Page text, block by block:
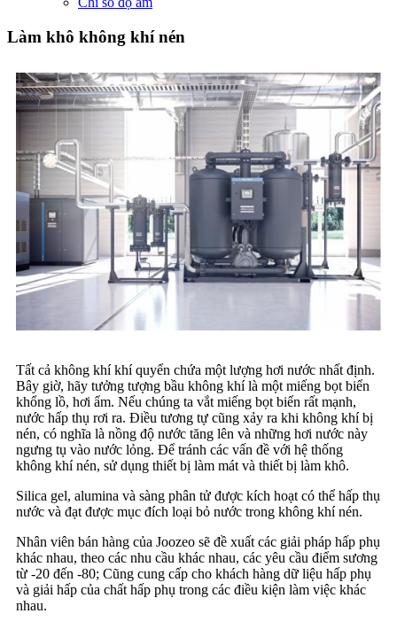
Làm khô không khí nén
Tất cả không khí khí quyển chứa một lượng hơi nước nhất định.
Bây giờ, hãy tưởng tượng bầu không khí là một miếng bọt biển
khổng lồ, hơi ẩm. Nếu chúng ta vắt miếng bọt biển rất mạnh,
nước hấp thụ rơi ra. Điều tương tự cũng xảy ra khi không khí bị
nén, có nghĩa là nồng độ nước tăng lên và những hơi nước này
ngưng tụ vào nước lỏng. Để tránh các vấn đề với hệ thống
không khí nén, sử dụng thiết bị làm mát và thiết bị làm khô.
Silica gel, alumina và sàng phân tử được kích hoạt có thể hấp thụ
nước và đạt được mục đích loại bỏ nước trong không khí nén.
Nhân viên bán hàng của Joozeo sẽ đề xuất các giải pháp hấp phụ
khác nhau, theo các nhu cầu khác nhau, các yêu cầu điểm sương
từ -20 đến -80; Cũng cung cấp cho khách hàng dữ liệu hấp phụ
và giải hấp của chất hấp phụ trong các điều kiện làm việc khác
nhau.